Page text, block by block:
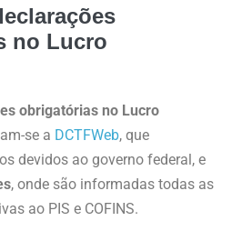
no Lucro
obrigatórias no Lucro
se a DCTFWeb, que
devidos ao governo federal, e
, onde são informadas todas as
ao PIS e COFINS.